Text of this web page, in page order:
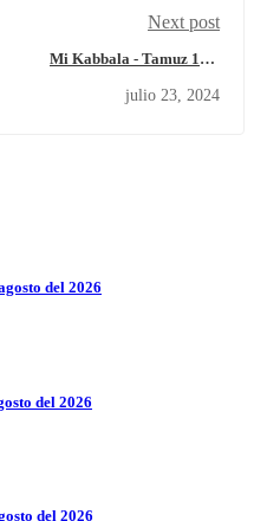
Next post
Mi Kabbala - Tamuz 17 –
julio 23, 2024
del 2026
del 2026
del 2026